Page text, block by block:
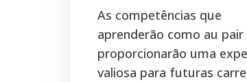
As competências que
aprenderão como au pair
proporcionarão uma
valiosa para futuras